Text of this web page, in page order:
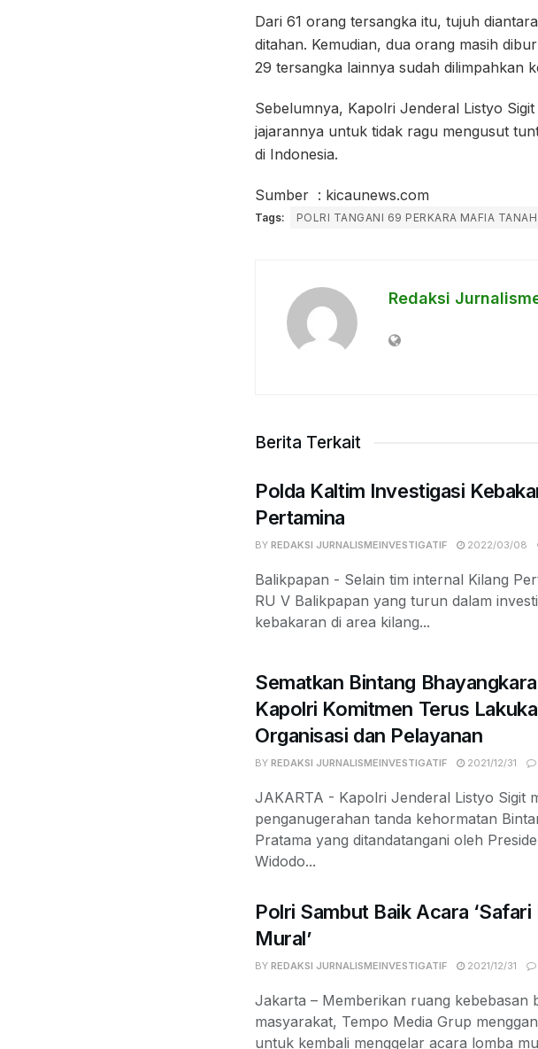
Dari 61 orang tersangka itu, tujuh
ditahan. Kemudian, dua orang masih
29 tersangka lainnya sudah dilimpahkan
Sebelumnya, Kapolri Jenderal Listyo
jajarannya untuk tidak ragu mengusut
di Indonesia.
Sumber : kicaunews.com
Tags: POLRI TANGANI 69 PERKARA MAFIA
Redaksi
Berita Terkait
Polda Kaltim Investigasi
Pertamina
BY REDAKSI JURNALISMEINVESTIGATIF 2022/03/08
Balikpapan - Selain tim internal Kilang
RU V Balikpapan yang turun dalam
kebakaran di area kilang...
Sematkan Bintang
Kapolri Komitmen Terus
Organisasi dan Pelayanan
BY REDAKSI JURNALISMEINVESTIGATIF 2021/12/31
JAKARTA - Kapolri Jenderal Listyo Sigit
penganugerahan tanda kehormatan
Pratama yang ditandatangani oleh
Widodo...
Polri Sambut Baik Acara
Mural’
BY REDAKSI JURNALISMEINVESTIGATIF 2021/12/31
Jakarta – Memberikan ruang kebebasan
masyarakat, Tempo Media Grup
untuk kembali menggelar acara lomba